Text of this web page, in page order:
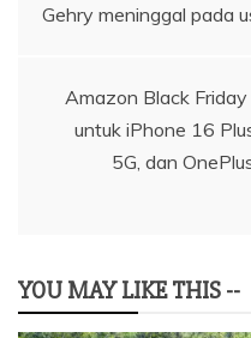
pos
Gehry meninggal pada
Amazon Black
untuk iPhone 16
5G, dan
YOU MAY LIKE THIS --